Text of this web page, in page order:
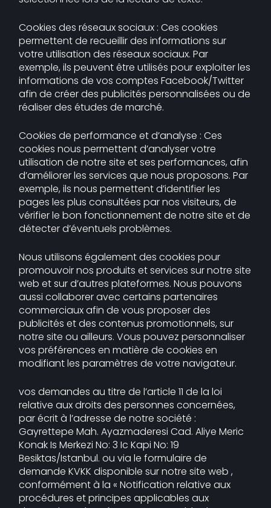
Cookies des réseaux sociaux : Ces cookies
permettent de recueillir des informations sur
votre utilisation des réseaux sociaux. Par
exemple, ils peuvent être utilisés pour exploiter les
informations de vos comptes Facebook/Twitter
afin de créer des publicités personnalisées ou de
réaliser des études de marché.
Cookies de performance et d’analyse : Ces
cookies nous permettent d’analyser votre
utilisation de notre site et ses performances, afin
d’améliorer les services que nous proposons. Par
exemple, ils nous permettent d’identifier les
pages les plus consultées par nos visiteurs, de
vérifier le bon fonctionnement de notre site et de
détecter d’éventuels problèmes.
Nous utilisons également des cookies pour
promouvoir nos produits et services sur notre site
web et sur d’autres plateformes. Nous pouvons
aussi collaborer avec certains partenaires
commerciaux afin de vous proposer des
publicités et des contenus promotionnels, sur
notre site ou ailleurs. Vous pouvez personnaliser
vos préférences en matière de cookies en
modifiant les paramètres de votre navigateur.
vos demandes au titre de l’article 11 de la loi
relative aux droits des personnes concernées,
par écrit à l’adresse de notre société :
Gayrettepe Mah. Ayazmaderesi Cad. Aliye Meric
Konak Is Merkezi No: 3 Ic Kapi No: 19
Besiktas/Istanbul. ou via le formulaire de
demande KVKK disponible sur notre site web ,
conformément à la « Notification relative aux
procédures et principes applicables aux